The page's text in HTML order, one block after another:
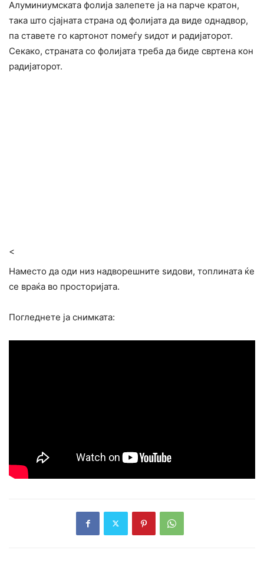
Алуминиумската фолија залепете ја на парче кратон,
така што сјајната страна од фолијата да виде однадвор,
па ставете го картонот помеѓу ѕидот и радијаторот.
Секако, страната со фолијата треба да биде свртена кон
радијаторот.​
<
Наместо да оди низ надворешните ѕидови, топлината ќе
се враќа во просторијата.
Погледнете ја снимката: